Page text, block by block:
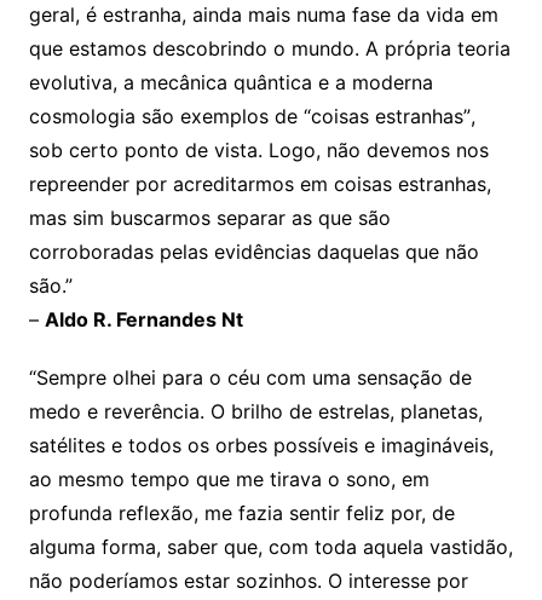
geral, é estranha, ainda mais numa fase da vida em
que estamos descobrindo o mundo. A própria teoria
evolutiva, a mecânica quântica e a moderna
cosmologia são exemplos de “coisas estranhas”,
sob certo ponto de vista. Logo, não devemos nos
repreender por acreditarmos em coisas estranhas,
mas sim buscarmos separar as que são
corroboradas pelas evidências daquelas que não
são.”
– Aldo R. Fernandes Nt
“Sempre olhei para o céu com uma sensação de
medo e reverência. O brilho de estrelas, planetas,
satélites e todos os orbes possíveis e imagináveis,
ao mesmo tempo que me tirava o sono, em
profunda reflexão, me fazia sentir feliz por, de
alguma forma, saber que, com toda aquela vastidão,
não poderíamos estar sozinhos. O interesse por